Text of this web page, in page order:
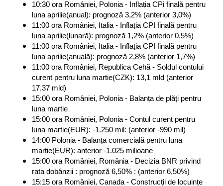
10:30 ora României, Polonia - Inflația CPi finală pentru
luna aprilie(anual): prognoză 3,2% (anterior 3,0%)
11:00 ora României, Italia - Inflația CPI finală pentru
luna aprilie(lunară): prognoză 1,2% (anterior 0,5%)
11:00 ora României, Italia - Inflația CPI finală pentru
luna aprilie(anuală): prognoză 2,8% (anterior 1,7%)
11:00 ora României, Republica Cehă - Soldul contului
curent pentru luna martie(CZK): 13,1 mld (anterior
17,37 mld)
15:00 ora României, Polonia - Balanța de plăți pentru
luna martie
15:00 ora României, Polonia - Contul curent pentru
luna martie(EUR): -1.250 mil: (anterior -990 mil)
14:00 Polonia - Balanța comercială pentru luna
martie(EUR): anterior -1.025 milioane
15:00 ora României, România - Decizia BNR privind
rata dobânzii : prognoză 6,50% : (anterior 6,50%)
15:15 ora României, Canada - Construcții de locuințe